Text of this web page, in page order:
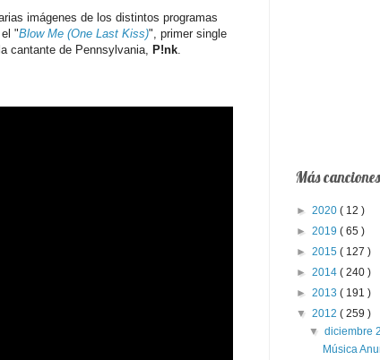
imágenes de los distintos programas
"Blow Me (One Last Kiss)", primer single
cantante de Pennsylvania, P!nk.
Más
► 2020 ( 12 )
► 2019 ( 65 )
► 2015 ( 127 )
► 2014 ( 240 )
► 2013 ( 191 )
▼ 2012 ( 259 )
▼diciembre
Música